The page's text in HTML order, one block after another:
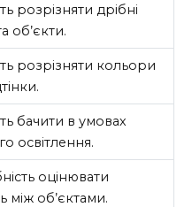
розрізняти дрібні
об’єкти.
розрізняти кольори
бачити в умовах
освітлення.
оцінювати
між об’єктами.